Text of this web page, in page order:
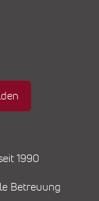
1990
Betreuung